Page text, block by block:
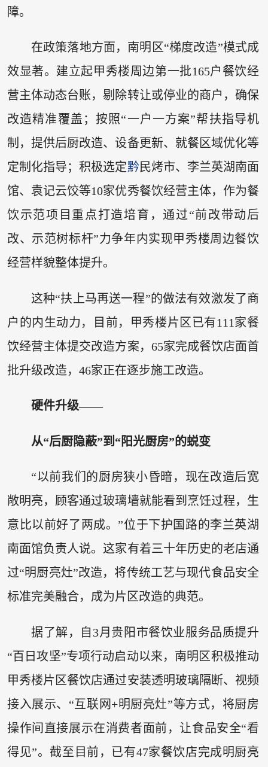
障。
在政策落地方面，南明区“梯度改造”模式成
效显著。建立起甲秀楼周边第一批165户餐饮经
营主体动态台账，剔除转让或停业的商户，确保
改造精准覆盖；按照“一户一方案”帮扶指导机
制，提供后厨改造、设备更新、就餐区域优化等
定制化指导；积极选定黔民烤市、李兰英湖南面
馆、袁记云饺等10家优秀餐饮经营主体，作为餐
饮示范项目重点打造培育，通过“前改带动后
改、示范树标杆”力争年内实现甲秀楼周边餐饮
经营样貌整体提升。
这种“扶上马再送一程”的做法有效激发了商
户的内生动力，目前，甲秀楼片区已有111家餐
饮经营主体提交改造方案，65家完成餐饮店面首
批升级改造，46家正在逐步施工改造。
硬件升级——
从“后厨隐蔽”到“阳光厨房”的蜕变
“以前我们的厨房狭小昏暗，现在改造后宽
敞明亮，顾客通过玻璃墙就能看到烹饪过程，生
意比以前好了两成。”位于下护国路的李兰英湖
南面馆负责人说。这家有着三十年历史的老店通
过“明厨亮灶”改造，将传统工艺与现代食品安全
标准完美融合，成为片区改造的典范。
据了解，自3月贵阳市餐饮业服务品质提升
“百日攻坚”专项行动启动以来，南明区积极推动
甲秀楼片区餐饮店通过安装透明玻璃隔断、视频
接入展示、“互联网+明厨亮灶”等方式，将厨房
操作间直接展示在消费者面前，让食品安全“看
得见”。截至目前，已有47家餐饮店完成明厨亮